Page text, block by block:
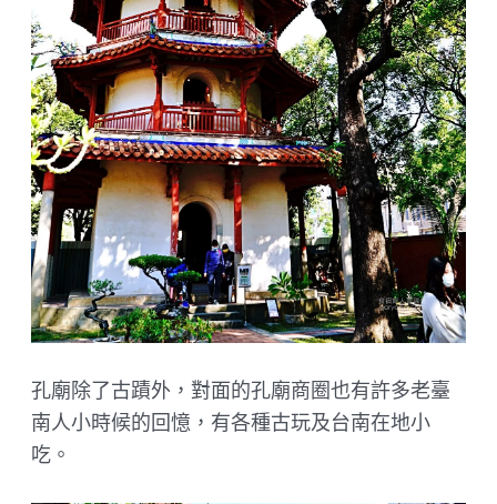
孔廟除了古蹟外，對面的孔廟商圈也有許多老臺
南人小時候的回憶，有各種古玩及台南在地小
吃。